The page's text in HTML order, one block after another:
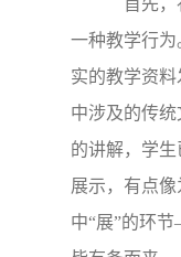
首先，
一种教学行
实的教学资
中涉及的传
的讲解，学
展示，有点像
中“展”的环